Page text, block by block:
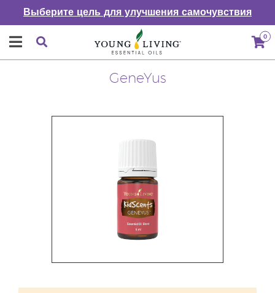
Выберите цель для улучшения самочувствия
0
GeneYus